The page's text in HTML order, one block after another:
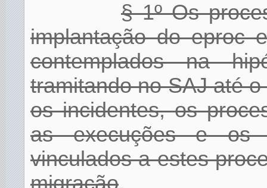
§ 1º Os
implantação do eproc
contemplados na
tramitando no SAJ até
os incidentes, os
as execuções e os
vinculados a estes
migração.